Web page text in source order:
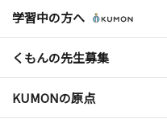
学習中の方へ
くもんの先生募集
KUMONの原点